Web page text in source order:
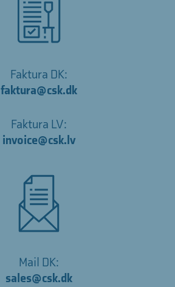
Faktura DK:
faktura@csk.dk
Faktura LV:
invoice@csk.lv
Mail DK:
sales@csk.dk